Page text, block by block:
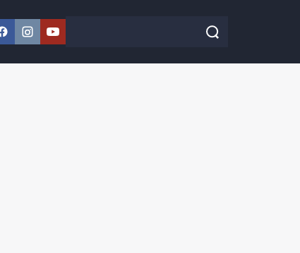
Facebook
Instagram
YouTube
Szukaj w serwisie Szukaj